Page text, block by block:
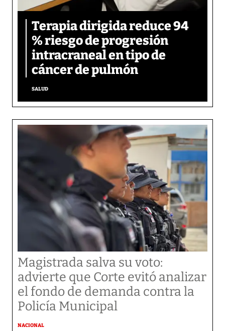
Terapia dirigida reduce 94
% riesgo de progresión
intracraneal en tipo de
cáncer de pulmón
SALUD
Magistrada salva su voto:
advierte que Corte evitó analizar
el fondo de demanda contra la
Policía Municipal
NACIONAL